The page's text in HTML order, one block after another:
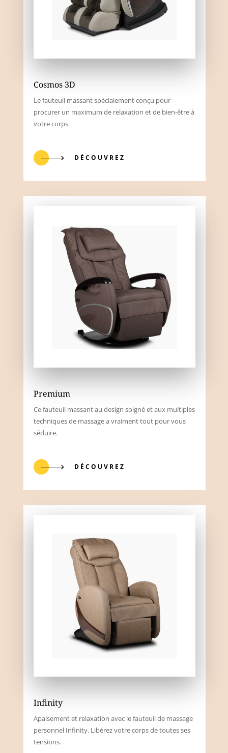
Cosmos 3D
Le fauteuil massant spécialement conçu pour
procurer un maximum de relaxation et de bien-être à
votre corps.
DÉCOUVREZ
Premium
Ce fauteuil massant au design soigné et aux multiples
techniques de massage a vraiment tout pour vous
séduire.
DÉCOUVREZ
Infinity
Apaisement et relaxation avec le fauteuil de massage
personnel Infinity. Libérez votre corps de toutes ses
tensions.